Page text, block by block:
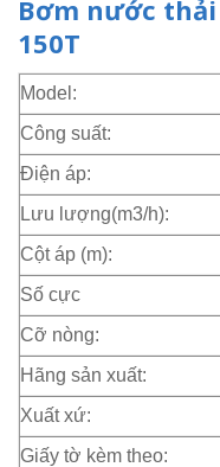
Bơm nước thải
150T
Model:
Công suất:
Điện áp:
Lưu lượng(m3/h):
Cột áp (m):
Số cực
Cỡ nòng:
Hãng sản xuất:
Xuất xứ:
Giấy tờ kèm theo: